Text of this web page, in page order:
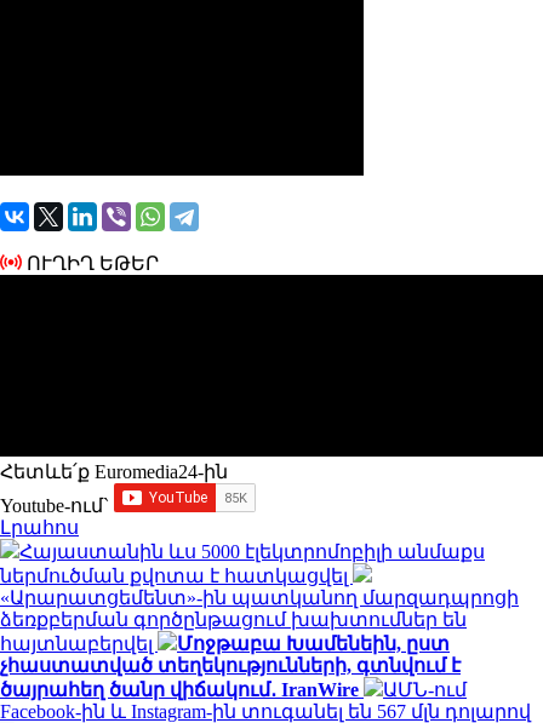
ՈՒՂԻՂ ԵԹԵՐ
Հետևե՛ք Euromedia24-ին
Youtube-ում`
Լրահոս
Հայաստանին ևս 5000 էլեկտրոմոբիլի անմաքս
ներմուծման քվոտա է հատկացվել
«Արարատցեմենտ»-ին պատկանող մարզադպրոցի
ձեռքբերման գործընթացում խախտումներ են
հայտնաբերվել
Մոջթաբա Խամենեին, ըստ
չհաստատված տեղեկությունների, գտնվում է
ծայրահեղ ծանր վիճակում․ IranWire
ԱՄՆ-ում
Facebook-ին և Instagram-ին տուգանել են 567 մլն դոլարով